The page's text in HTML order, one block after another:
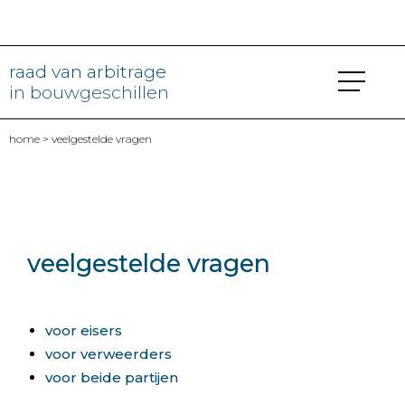
raad van arbitrage
in bouwgeschillen
home > veelgestelde vragen
veelgestelde vragen
voor eisers
voor verweerders
voor beide partijen